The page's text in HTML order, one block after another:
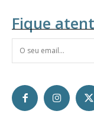
Fique